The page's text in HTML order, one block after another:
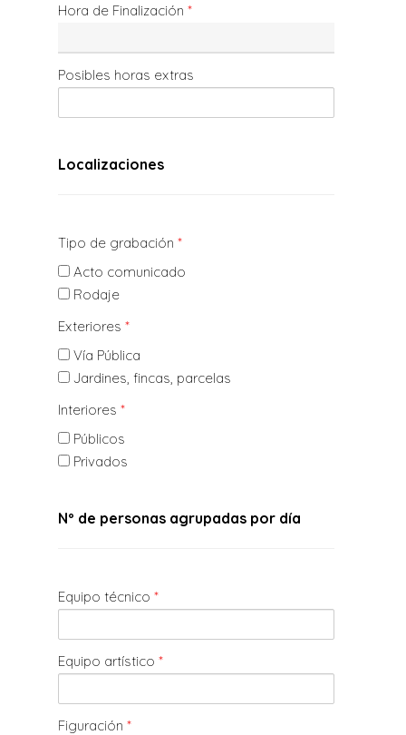
Hora de Finalización*
Posibles horas extras
Localizaciones
Tipo de grabación*
Acto comunicado
Rodaje
Exteriores*
Vía Pública
Jardines, fincas, parcelas
Interiores*
Públicos
Privados
Nº de personas agrupadas por día
Equipo técnico*
Equipo artístico*
Figuración*